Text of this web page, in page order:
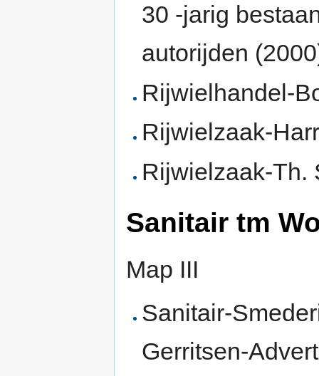
30 -jarig
autorijden
Rijwielhandel-
Rijwielzaak-
Rijwielzaak-Th.
Sanitair tm
Map III
Sanitair-
Gerritsen-